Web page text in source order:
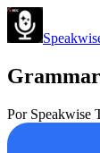
Por Speakwise